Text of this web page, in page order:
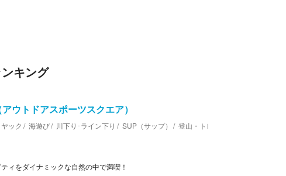
キング
ウトドアスポーツスクエア）
ック 海遊び 川下り･ライン下り SUP（サップ）
登山・トレッキング
ィをダイナミックな自然の中で満喫！